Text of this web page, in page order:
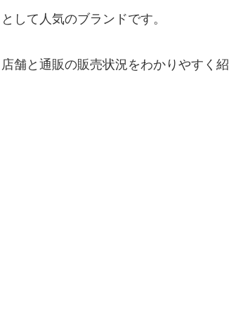
して人気のブランドです。
舗と通販の販売状況をわかりやすく紹